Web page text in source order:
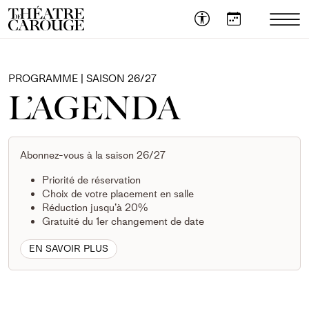
PROGRAMME | SAISON 26/27
L’AGENDA
Abonnez-vous à la saison 26/27
Priorité de réservation
Choix de votre placement en salle
Réduction jusqu’à 20%
Gratuité du 1er changement de date
EN SAVOIR PLUS